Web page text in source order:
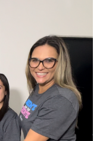
instalado
de Presidente
outros municípios
de veículos por
nesse caso
do Estado do Rio
na sede e no
garantindo mais
no comércio, os
no rumo certo,
contribuem para a